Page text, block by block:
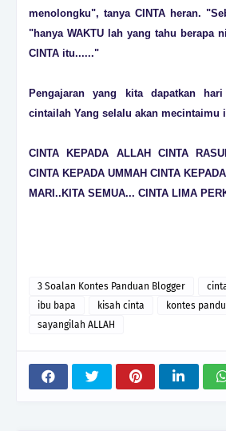
menolongku", tanya CINTA heran.
"hanya WAKTU lah yang tahu berapa
CINTA itu......"
Pengajaran yang kita dapatkan
cintailah Yang selalu akan mecintaimu
CINTA KEPADA ALLAH CINTA
CINTA KEPADA UMMAH CINTA
MARI..KITA SEMUA... CINTA LIMA
3 Soalan Kontes Panduan Blogger
ibu bapa
kisah cinta
kontes
sayangilah ALLAH